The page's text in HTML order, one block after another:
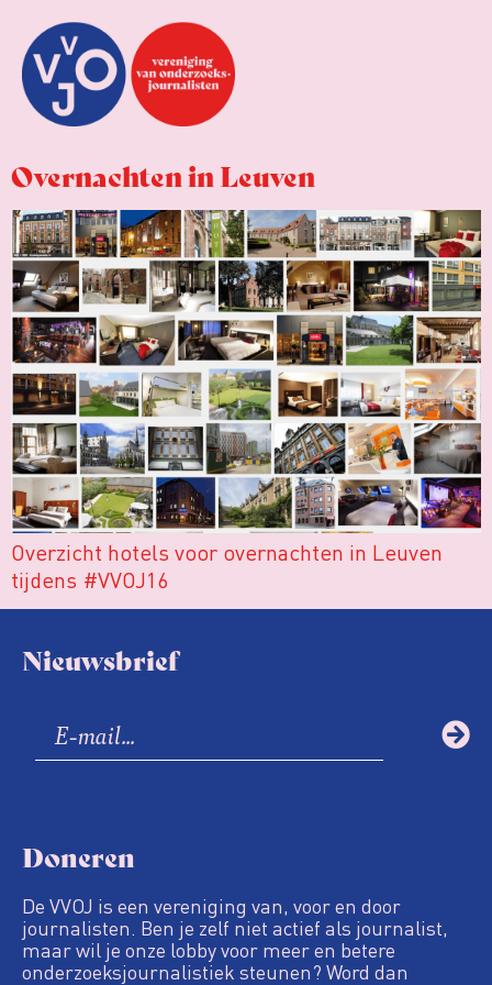
Overnachten in Leuven
Overzicht hotels voor overnachten in Leuven
tijdens #VVOJ16
Nieuwsbrief
Doneren
De VVOJ is een vereniging van, voor en door
journalisten. Ben je zelf niet actief als journalist,
maar wil je onze lobby voor meer en betere
onderzoeksjournalistiek steunen? Word dan